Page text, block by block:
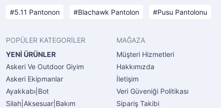
5.11 Pantonon Blachawk Pantolon Pusu Pantolonu
POPÜLER KATEGORİLER
YENİ ÜRÜNLER
Askeri Ve Outdoor Giyim
Askeri Ekipmanlar
Ayakkabı|Bot
Silah|Aksesuar|Bakım
MAĞAZA
Müşteri Hizmetleri
Hakkımızda
İletişim
Veri Güveniği Politikası
Sipariş Takibi